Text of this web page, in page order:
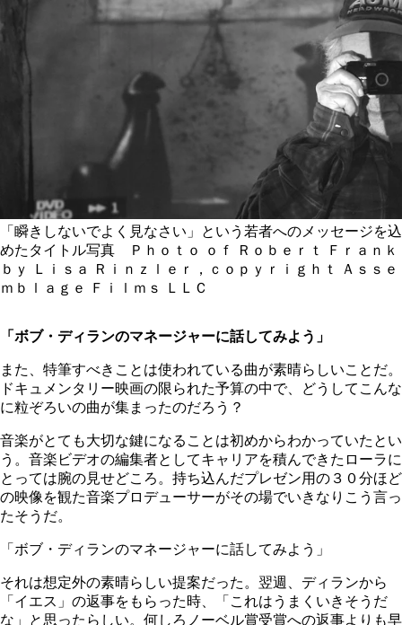
「瞬きしないでよく見なさい」という若者へのメッセージを込
めたタイトル写真 Ｐｈｏｔｏ ｏｆ Ｒｏｂｅｒｔ Ｆｒａｎｋ
ｂｙ Ｌｉｓａ Ｒｉｎｚｌｅｒ，ｃｏｐｙｒｉｇｈｔ Ａｓｓｅ
ｍｂｌａｇｅ Ｆｉｌｍｓ ＬＬＣ
「ボブ・ディランのマネージャーに話してみよう」
また、特筆すべきことは使われている曲が素晴らしいことだ。
ドキュメンタリー映画の限られた予算の中で、どうしてこんな
に粒ぞろいの曲が集まったのだろう？
音楽がとても大切な鍵になることは初めからわかっていたとい
う。音楽ビデオの編集者としてキャリアを積んできたローラに
とっては腕の見せどころ。持ち込んだプレゼン用の３０分ほど
の映像を観た音楽プロデューサーがその場でいきなりこう言っ
たそうだ。
「ボブ・ディランのマネージャーに話してみよう」
それは想定外の素晴らしい提案だった。翌週、ディランから
「イエス」の返事をもらった時、「これはうまくいきそうだ
な」と思ったらしい。何しろノーベル賞受賞への返事よりも早